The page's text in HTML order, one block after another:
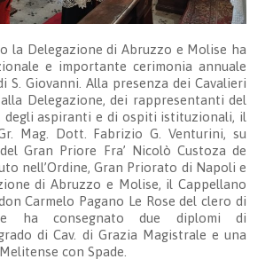
la Delegazione di Abruzzo e Molise ha
e importante cerimonia annuale
S. Giovanni. Alla presenza dei Cavalieri
Delegazione, dei rappresentanti del
degli aspiranti e di ospiti istituzionali, il
Mag. Dott. Fabrizio G. Venturini, su
Gran Priore Fra’ Nicolò Custoza de
nell’Ordine, Gran Priorato di Napoli e
di Abruzzo e Molise, il Cappellano
Carmelo Pagano Le Rose del clero di
ha consegnato due diplomi di
di Cav. di Grazia Magistrale e una
con Spade.